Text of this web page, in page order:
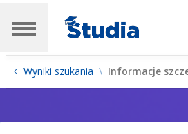
Wyniki szukania Informacje